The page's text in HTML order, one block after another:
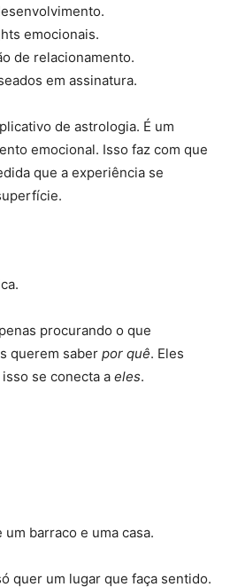
emocionais.
de relacionamento.
em assinatura.
de astrologia. É um
emocional. Isso faz com que
que a experiência se
procurando o que
querem saber por quê. Eles
se conecta a eles.
barraco e uma casa.
quer um lugar que faça sentido.